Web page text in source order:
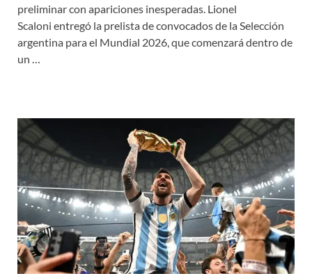
preliminar con apariciones inesperadas. Lionel
Scaloni entregó la prelista de convocados de la Selección
argentina para el Mundial 2026, que comenzará dentro de
un …